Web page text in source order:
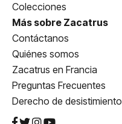
Colecciones
Más sobre Zacatrus
Contáctanos
Quiénes somos
Zacatrus en Francia
Preguntas Frecuentes
Derecho de desistimiento